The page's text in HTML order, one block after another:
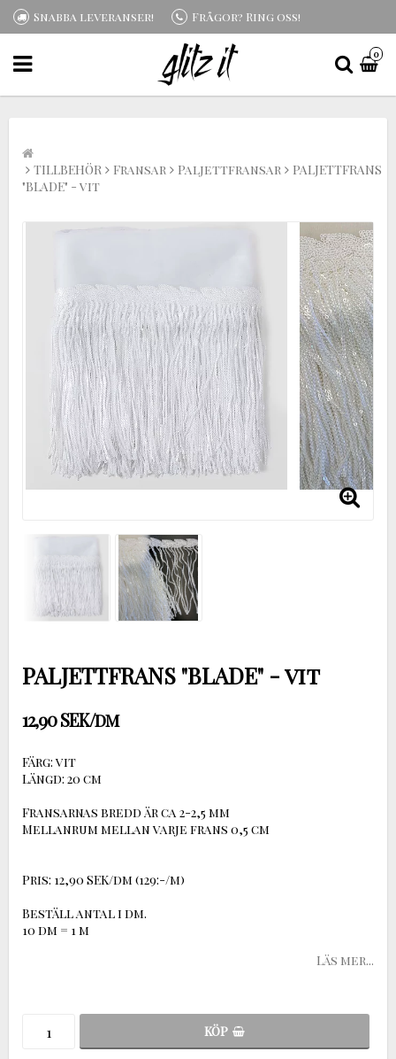
Snabba leveranser! Frågor? Ring oss!
0
TILLBEHÖR Fransar Paljettfransar
PALJETTFRANS
"BLADE" - vit
PALJETTFRANS "BLADE" - vit
12,90 SEK/dm
Färg: vit
Längd: 20 cm
Fransarnas bredd är ca 2-2,5 mm
Mellanrum mellan varje frans 0,5 cm
Pris: 12,90 SEK/dm (129:-/m)
Beställ antal i dm.
10 dm = 1 m
Läs mer...
KÖP